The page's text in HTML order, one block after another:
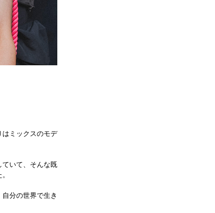
ミックスのモデ
いて、そんな既
分の世界で生き